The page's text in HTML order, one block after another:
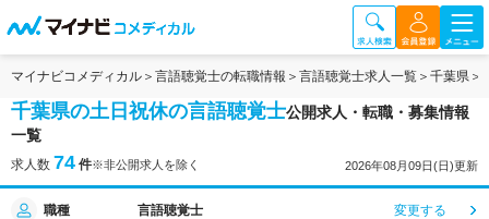
マイナビコメディカル 言語聴覚士の転職情報 言語聴覚士求人一覧 千葉県
千葉県の土日祝休の言語聴覚士公開求人・転職・募集情報
一覧
求人数 74 件※非公開求人を除く 2026年08月09日(日)更新
職種 言語聴覚士 変更する